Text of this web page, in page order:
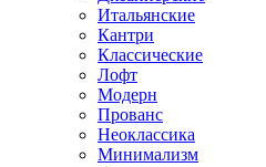
Итальянские
Кантри
Классические
Лофт
Модерн
Прованс
Неоклассика
Минимализм